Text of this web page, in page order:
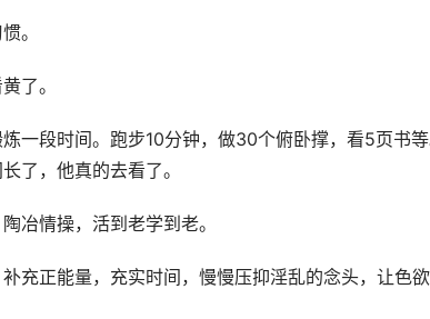
。
了。
段时间。跑步10分钟，做30个俯卧撑，看5页书
了，他真的去看了。
情操，活到老学到老。
正能量，充实时间，慢慢压抑淫乱的念头，让色